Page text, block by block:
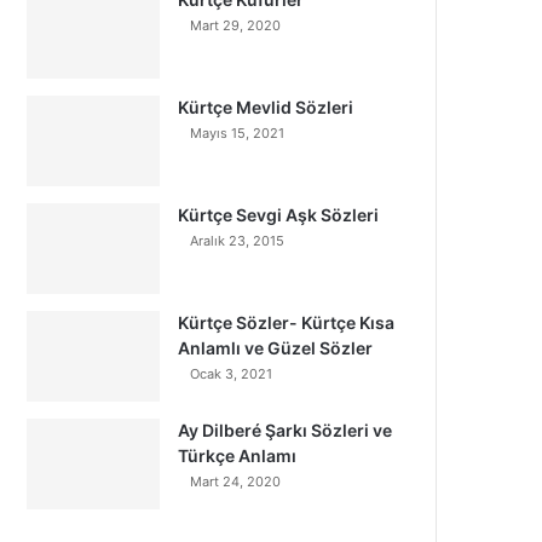
Mart 29, 2020
Kürtçe Mevlid Sözleri
Mayıs 15, 2021
Kürtçe Sevgi Aşk Sözleri
Aralık 23, 2015
Kürtçe Sözler- Kürtçe Kısa
Anlamlı ve Güzel Sözler
Ocak 3, 2021
Ay Dilberé Şarkı Sözleri ve
Türkçe Anlamı
Mart 24, 2020